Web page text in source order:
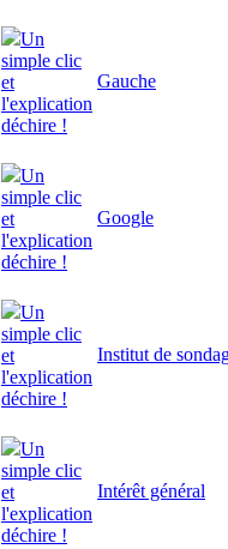
Un
simple clic
et
l'explication
déchire !
Gauche
Un
simple clic
et
l'explication
déchire !
Google
Un
simple clic
et
l'explication
déchire !
Institut de
Un
simple clic
et
l'explication
déchire !
Intérêt général